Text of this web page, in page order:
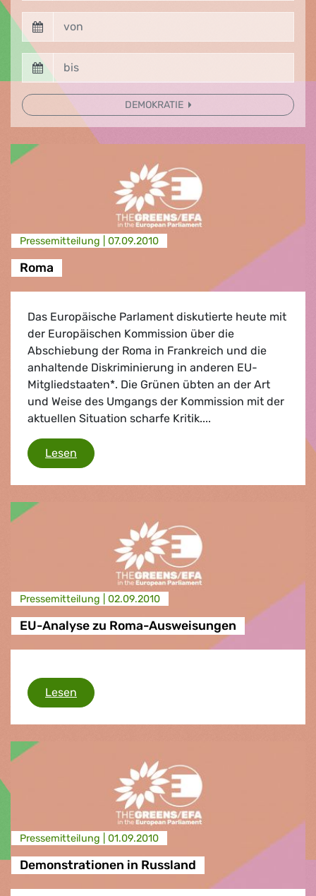
DEMOKRATIE
Presse­mitteilung | 07.09.2010
Roma
Das Europäische Parlament diskutierte heute mit
der Europäischen Kommission über die
Abschiebung der Roma in Frankreich und die
anhaltende Diskriminierung in anderen EU-
Mitgliedstaaten*. Die Grünen übten an der Art
und Weise des Umgangs der Kommission mit der
aktuellen Situation scharfe Kritik....
Lesen Roma
Presse­mitteilung | 02.09.2010
EU-Analyse zu Roma-Ausweisungen
Lesen EU-Analyse zu Roma-Ausweisungen
Presse­mitteilung | 01.09.2010
Demonstrationen in Russland